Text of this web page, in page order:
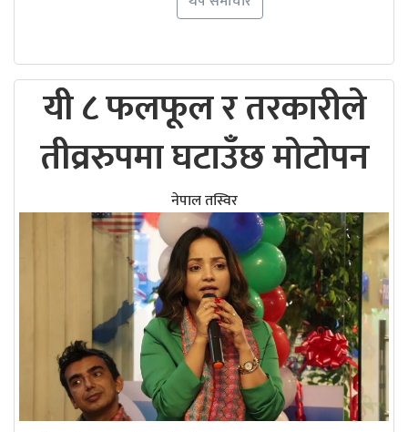
यी ८ फलफूल र तरकारीले
तीव्ररुपमा घटाउँछ मोटोपन
नेपाल तस्विर